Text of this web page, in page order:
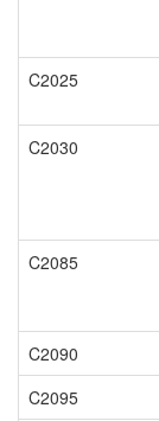
C2025
C2030
C2085
C2090
C2095